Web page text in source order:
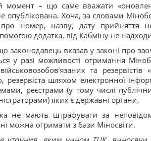
момент – що саме вважати
опублікована. Хоча, за словами
номер, назву, дату прийняття
додатка, від Кабміну не
законодавець вказав у законі про
у разі можливості отримання
та
резервіста шляхом електронної
реєстрами (у тому числі
яких є державні органи.
не мають штрафувати за
можна отримати з бази Міносвіти.